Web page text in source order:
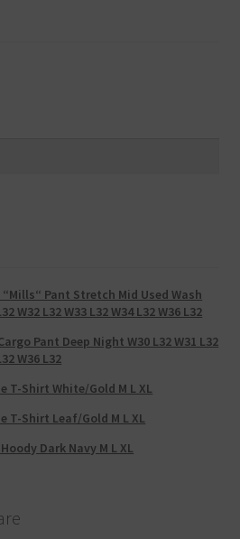
Pant Stretch Mid Used Wash
W32 L32 W33 L32 W34 L32 W36 L32
Pant Deep Night W30 L32 W31 L32
W36 L32
T-Shirt White/Gold M L XL
T-Shirt Leaf/Gold M L XL
Dark Navy M L XL